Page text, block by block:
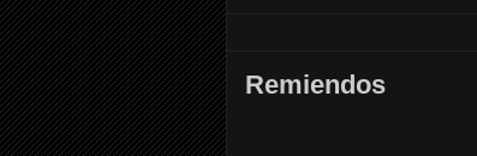
Remiendos